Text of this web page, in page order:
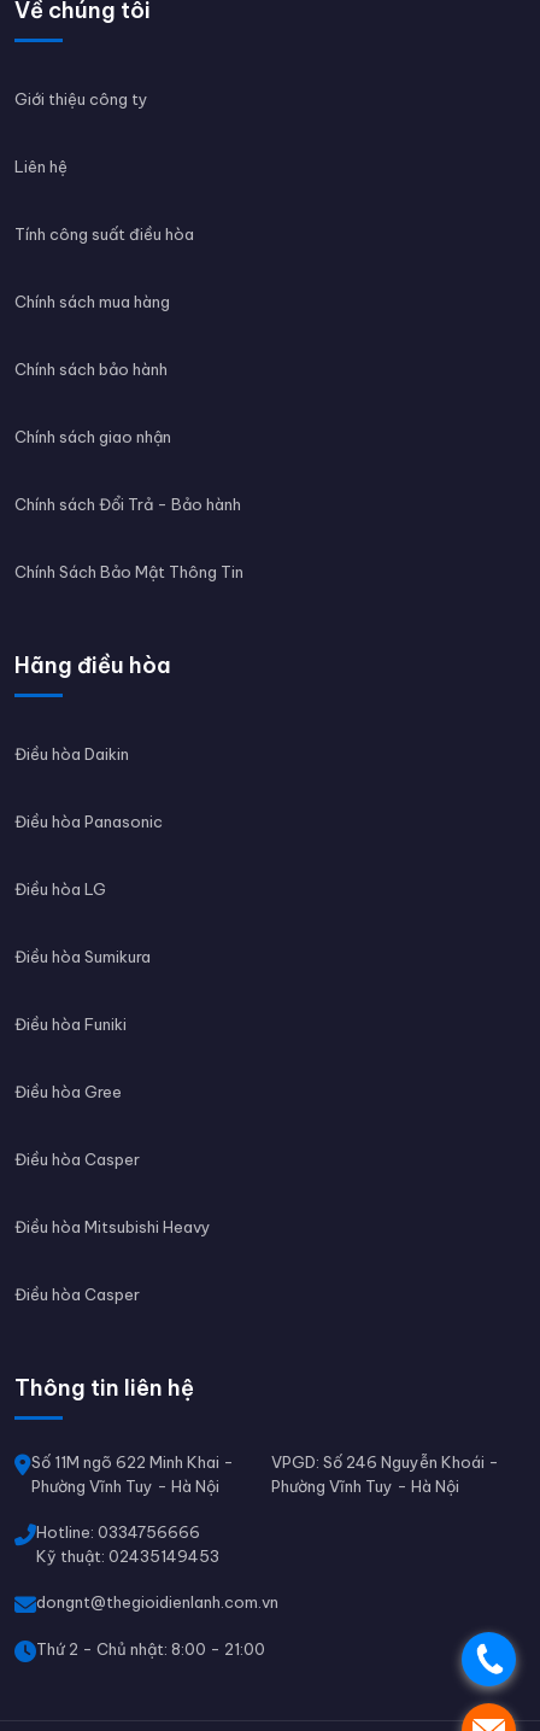
.
Về chúng tôi
Giới thiệu công ty
Liên hệ
Tính công suất điều hòa
Chính sách mua hàng
Chính sách bảo hành
Chính sách giao nhận
Chính sách Đổi Trả - Bảo hành
Chính Sách Bảo Mật Thông Tin
Hãng điều hòa
Điều hòa Daikin
Điều hòa Panasonic
Điều hòa LG
Điều hòa Sumikura
Điều hòa Funiki
Điều hòa Gree
Điều hòa Casper
Điều hòa Mitsubishi Heavy
Điều hòa Casper
Thông tin liên hệ
Số 11M ngõ 622 Minh Khai -
Phường Vĩnh Tuy - Hà Nội
VPGD: Số 246 Nguyễn Khoái -
Phường Vĩnh Tuy - Hà Nội
Hotline: 0334756666
Kỹ thuật: 02435149453
dongnt@thegioidienlanh.com.vn
Thứ 2 - Chủ nhật: 8:00 - 21:00